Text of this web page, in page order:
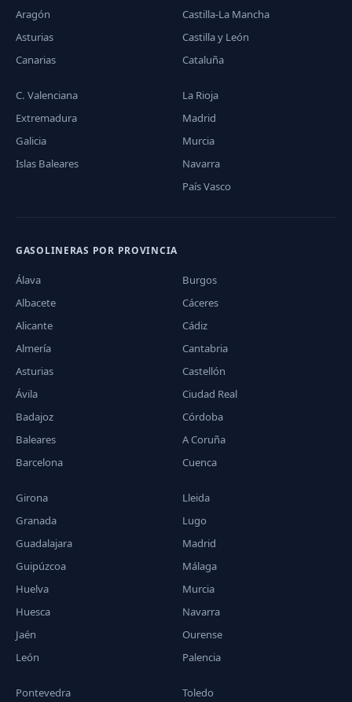
Aragón
Asturias
Canarias
Castilla-La Mancha
Castilla y León
Cataluña
C. Valenciana
Extremadura
Galicia
Islas Baleares
La Rioja
Madrid
Murcia
Navarra
País Vasco
GASOLINERAS POR PROVINCIA
Álava
Albacete
Alicante
Almería
Asturias
Ávila
Badajoz
Baleares
Barcelona
Burgos
Cáceres
Cádiz
Cantabria
Castellón
Ciudad Real
Córdoba
A Coruña
Cuenca
Girona
Granada
Guadalajara
Guipúzcoa
Huelva
Huesca
Jaén
León
Lleida
Lugo
Madrid
Málaga
Murcia
Navarra
Ourense
Palencia
Pontevedra Toledo